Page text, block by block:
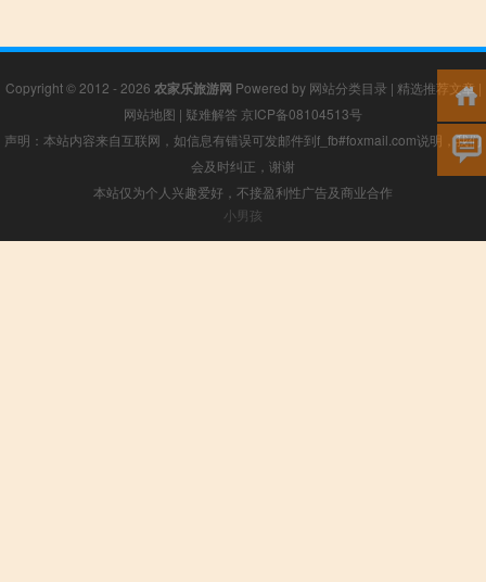
Copyright © 2012 - 2026 农家乐旅游网 Powered by 网站分类目录 | 精选推荐文章 |
网站地图 | 疑难解答 京ICP备08104513号
声明：本站内容来自互联网，如信息有错误可发邮件到f_fb#foxmail.com说明，我们
会及时纠正，谢谢
本站仅为个人兴趣爱好，不接盈利性广告及商业合作
小男孩